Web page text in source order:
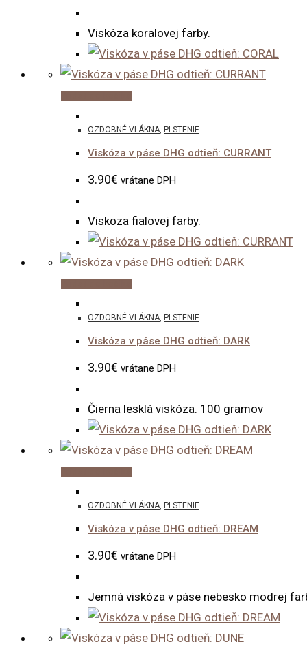
Viskóza koralovej farby.
OZDOBNÉ VLÁKNA, PLSTENIE
Viskóza v páse DHG odtieň: CURRANT
3.90€ vrátane DPH
Viskoza fialovej farby.
OZDOBNÉ VLÁKNA, PLSTENIE
Viskóza v páse DHG odtieň: DARK
3.90€ vrátane DPH
Čierna lesklá viskóza. 100 gramov
OZDOBNÉ VLÁKNA PLSTENIE
Viskóza v páse DHG odtieň: DREAM
3.90€ vrátane DPH
Jemná viskóza v páse nebesko modrej